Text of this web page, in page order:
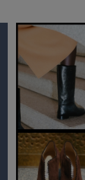
ース